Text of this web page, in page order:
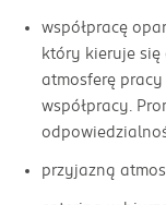
współpracę
który kieruje się
atmosferę
współpracy.
przyjazną